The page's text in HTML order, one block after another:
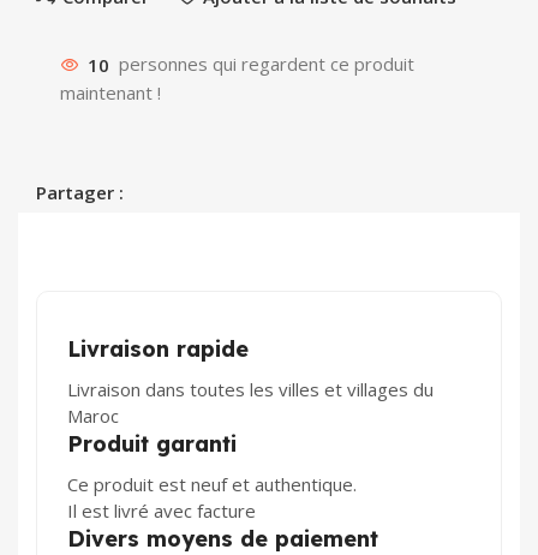
10 personnes qui regardent ce produit
maintenant !
Partager :
Livraison rapide
Livraison dans toutes les villes et villages du
Maroc
Produit garanti
Ce produit est neuf et authentique.
Il est livré avec facture
Divers moyens de paiement